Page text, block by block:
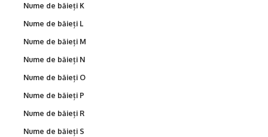
Nume de băieți K
Nume de băieți L
Nume de băieți M
Nume de băieți N
Nume de băieți O
Nume de băieți P
Nume de băieți R
Nume de băieți S